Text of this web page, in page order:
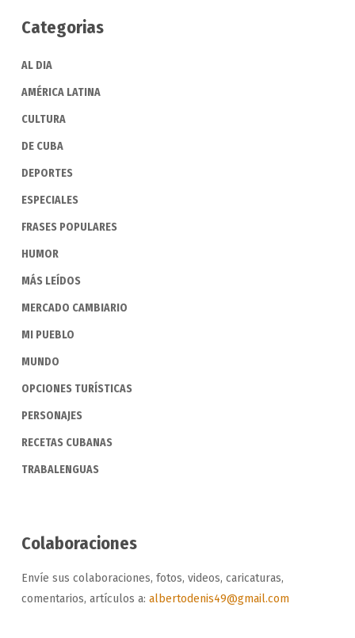
Categorias
AL DIA
AMÉRICA LATINA
CULTURA
DE CUBA
DEPORTES
ESPECIALES
FRASES POPULARES
HUMOR
MÁS LEÍDOS
MERCADO CAMBIARIO
MI PUEBLO
MUNDO
OPCIONES TURÍSTICAS
PERSONAJES
RECETAS CUBANAS
TRABALENGUAS
Colaboraciones
Envíe sus colaboraciones, fotos, videos, caricaturas,
comentarios, artículos a: albertodenis49@gmail.com